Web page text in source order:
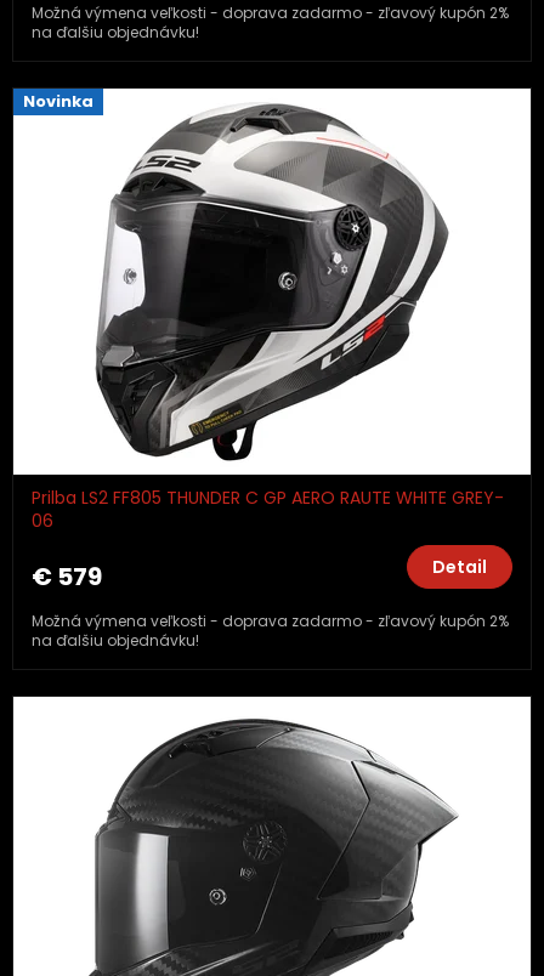
Možná výmena veľkosti - doprava zadarmo - zľavový kupón 2%
na ďalšiu objednávku!
Novinka
Prilba LS2 FF805 THUNDER C GP AERO RAUTE WHITE GREY-
06
€ 579 Detail
Možná výmena veľkosti - doprava zadarmo - zľavový kupón 2%
na ďalšiu objednávku!